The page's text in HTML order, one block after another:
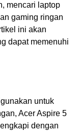
mencari laptop
gaming ringan
ini akan
dapat memenuhi
untuk
Acer Aspire 5
dengan